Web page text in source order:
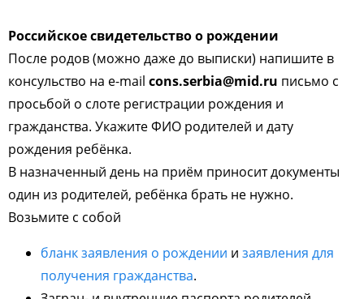
Российское свидетельство о рождении
После родов (можно даже до выписки) напишите в
консульство на e-mail cons.serbia@mid.ru письмо с
просьбой о слоте регистрации рождения и
гражданства. Укажите ФИО родителей и дату
рождения ребёнка.
В назначенный день на приём приносит документы
один из родителей, ребёнка брать не нужно.
Возьмите с собой
бланк заявления о рождении и заявления для
получения гражданства.